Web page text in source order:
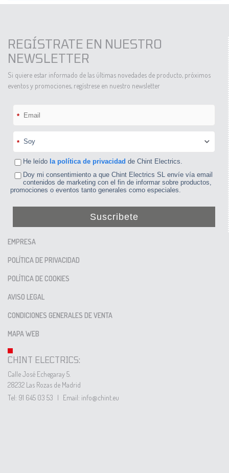
REGÍSTRATE EN NUESTRO
NEWSLETTER
Si quiere estar informado de las últimas novedades de producto, próximos
eventos y promociones, regístrese en nuestro newsletter
*
*
He leído la política de privacidad de Chint Electrics.
Doy mi consentimiento a que Chint Electrics SL envíe vía email
contenidos de marketing con el fin de informar sobre productos,
promociones o eventos tanto generales como especiales.
Suscribete
EMPRESA
POLÍTICA DE PRIVACIDAD
POLÍTICA DE COOKIES
AVISO LEGAL
CONDICIONES GENERALES DE VENTA
MAPA WEB
CHINT ELECTRICS:
Calle José Echegaray 5.
28232 Las Rozas de Madrid
Tel: 91 645 03 53 | Email: info@chint.eu